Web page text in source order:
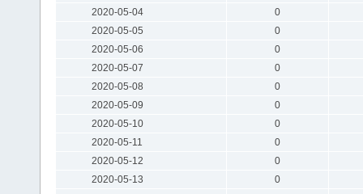
2020-05-04
0
2020-05-05
0
2020-05-06
0
2020-05-07
0
2020-05-08
0
2020-05-09
0
2020-05-10
0
2020-05-11
0
2020-05-12
0
2020-05-13
0